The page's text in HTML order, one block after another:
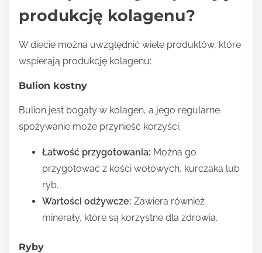
produkcję kolagenu?
W diecie można uwzględnić wiele produktów, które
wspierają produkcję kolagenu:
Bulion kostny
Bulion jest bogaty w kolagen, a jego regularne
spożywanie może przynieść korzyści:
Łatwość przygotowania: Można go
przygotować z kości wołowych, kurczaka lub
ryb.
Wartości odżywcze: Zawiera również
minerały, które są korzystne dla zdrowia.
Ryby